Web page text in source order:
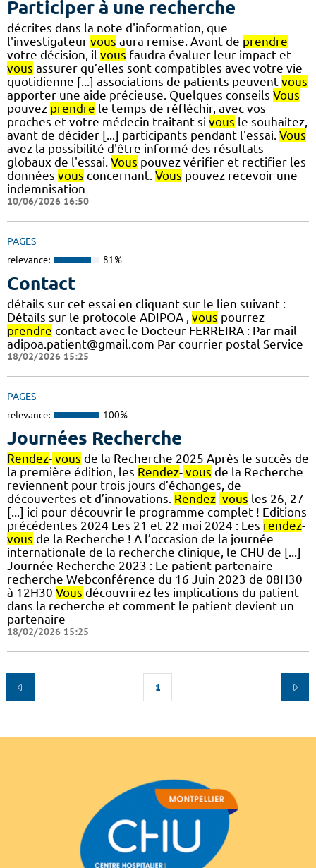
Participer à une recherche
décrites dans la note d'information, que
l'investigateur vous aura remise. Avant de prendre
votre décision, il vous faudra évaluer leur impact et
vous assurer qu’elles sont compatibles avec votre vie
quotidienne [...] associations de patients peuvent vous
apporter une aide précieuse. Quelques conseils Vous
pouvez prendre le temps de réfléchir, avec vos
proches et votre médecin traitant si vous le souhaitez,
avant de décider [...] participants pendant l'essai. Vous
avez la possibilité d'être informé des résultats
globaux de l'essai. Vous pouvez vérifier et rectifier les
données vous concernant. Vous pouvez recevoir une
indemnisation
10/06/2026 16:50
PAGES
relevance: 81%
Contact
détails sur cet essai en cliquant sur le lien suivant :
Détails sur le protocole ADIPOA , vous pourrez
prendre contact avec le Docteur FERREIRA : Par mail
adipoa.patient@gmail.com Par courrier postal Service
18/02/2026 15:25
PAGES
relevance: 100%
Journées Recherche
Rendez- vous de la Recherche 2025 Après le succès de
la première édition, les Rendez- vous de la Recherche
reviennent pour trois jours d’échanges, de
découvertes et d’innovations. Rendez- vous les 26, 27
[...] ici pour découvrir le programme complet ! Editions
précédentes 2024 Les 21 et 22 mai 2024 : Les rendez-
vous de la Recherche ! A l’occasion de la journée
internationale de la recherche clinique, le CHU de [...]
Journée Recherche 2023 : Le patient partenaire
recherche Webconférence du 16 Juin 2023 de 08H30
à 12H30 Vous découvrirez les implications du patient
dans la recherche et comment le patient devient un
partenaire
18/02/2026 15:25
1